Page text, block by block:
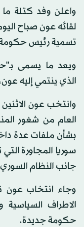
لقائه عون صباح
تسمية رئيس
ويعد ما يسمى
الذي ينتمي إليه
وانتخب عون
العام من شغور
بشأن ملفات عدة
سوريا المجاورة
جانب النظام
وجاء انتخاب عون
الاطراف
حكومة جديدة.